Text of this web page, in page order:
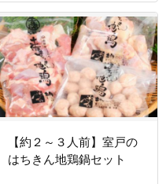
【約２～３人前】室戸の
はちきん地鶏鍋セット